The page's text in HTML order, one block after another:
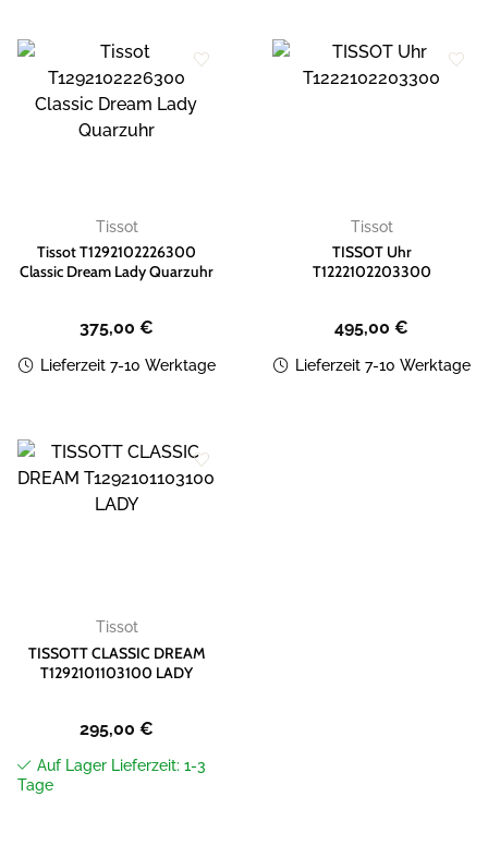
Zur
Wunschliste
hinzufügen
Tissot
Tissot T1292102226300
Classic Dream Lady Quarzuhr
375,00 €
Lieferzeit 7-10 Werktage
Tissot
TISSOT Uhr
T1222102203300
495,00 €
Lieferzeit 7-10 Werktage
Tissot
TISSOTT CLASSIC DREAM
T1292101103100 LADY
295,00 €
Auf Lager Lieferzeit: 1-3
Tage